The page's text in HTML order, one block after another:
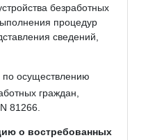
безработных
процедур
сведений,
по осуществлению
граждан,
81266.
о востребованных